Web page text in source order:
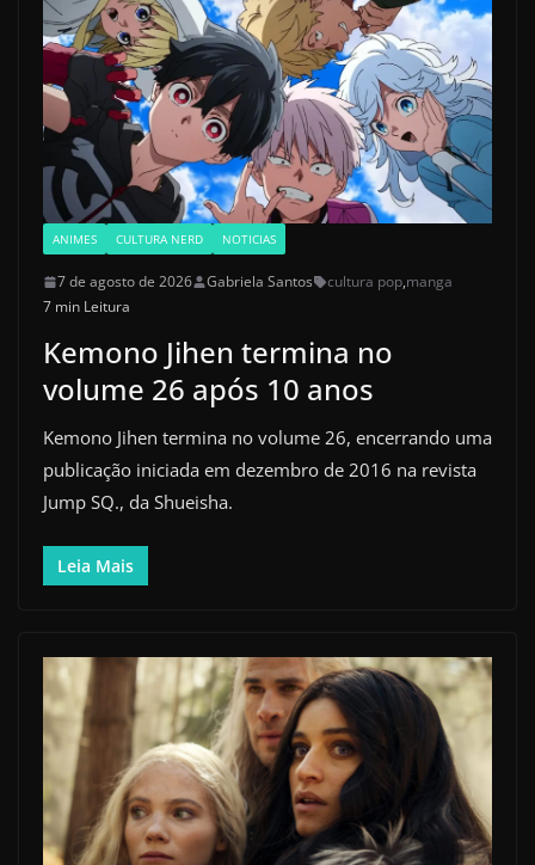
ANIMES CULTURA NERD NOTICIAS
7 de agosto de 2026 Gabriela Santos cultura pop,manga
7 min Leitura
Kemono Jihen termina no
volume 26 após 10 anos
Kemono Jihen termina no volume 26, encerrando uma
publicação iniciada em dezembro de 2016 na revista
Jump SQ., da Shueisha.
Leia Mais